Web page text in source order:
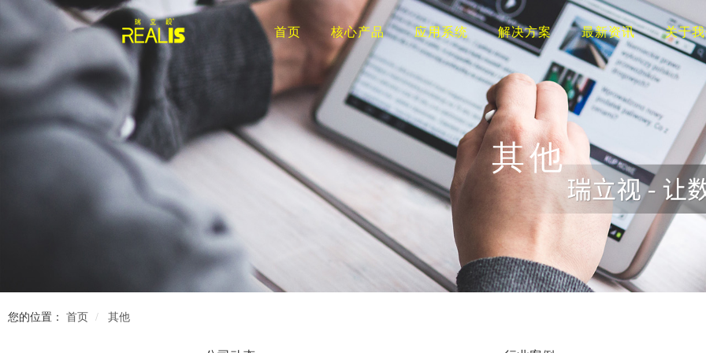
首页 核心产品 应用系统 解决方案 最新资讯 关于
其他
您的位置： 首页 其他